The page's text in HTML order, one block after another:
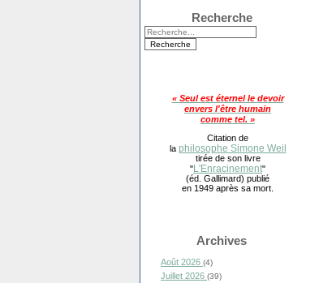
Recherche
« Seul est éternel le devoir
envers l'être humain
comme tel. »
Citation de
la philosophe Simone Weil
tirée de son livre
"L'Enracinement"
(éd. Gallimard) publié
en 1949 après sa mort.
Archives
Août 2026 (4)
Juillet 2026 (39)